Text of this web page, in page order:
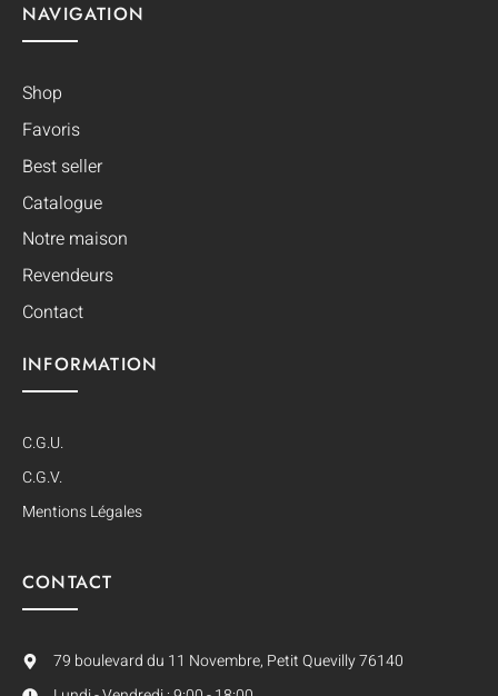
NAVIGATION
Shop
Favoris
Best seller
Catalogue
Notre maison
Revendeurs
Contact
INFORMATION
C.G.U.
C.G.V.
Mentions Légales
CONTACT
79 boulevard du 11 Novembre, Petit Quevilly 76140